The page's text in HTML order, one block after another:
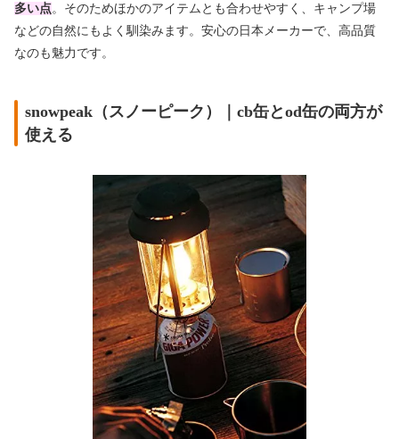
多い点。そのためほかのアイテムとも合わせやすく、キャンプ場
などの自然にもよく馴染みます。安心の日本メーカーで、高品質
なのも魅力です。
snowpeak（スノーピーク）｜cb缶とod缶の両方が
使える